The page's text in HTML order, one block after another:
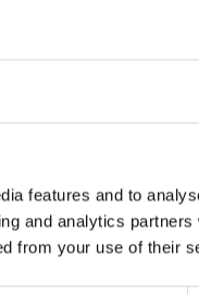
features and to
and analytics
from your use of their